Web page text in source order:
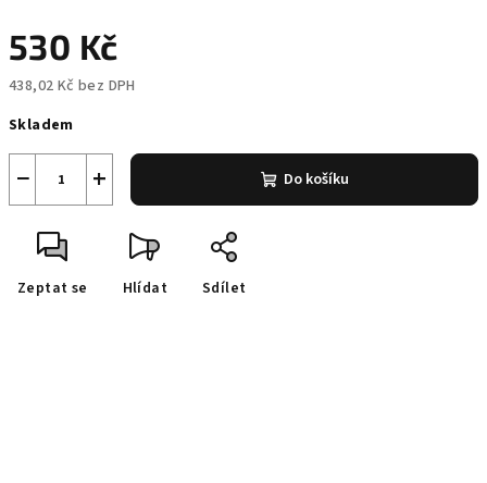
530 Kč
438,02 Kč bez DPH
cena:
Skladem
+
− Do košíku
Zeptat se Hlídat Sdílet